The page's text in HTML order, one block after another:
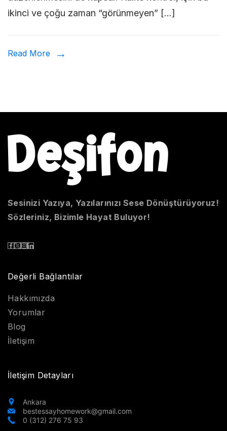
ikinci ve çoğu zaman “görünmeyen” […]
Read More
Sesinizi Yazıya, Yazılarınızı Sese Dönüştürüyoruz!
Sözleriniz, Bizimle Hayat Buluyor!
Değerli Bağlantılar
Hakkımızda
Yorumlar
Blog
İletişim
İletişim Detayları
Ankara
bestessayhomework@gmail.com
0 (312) 276 75 93